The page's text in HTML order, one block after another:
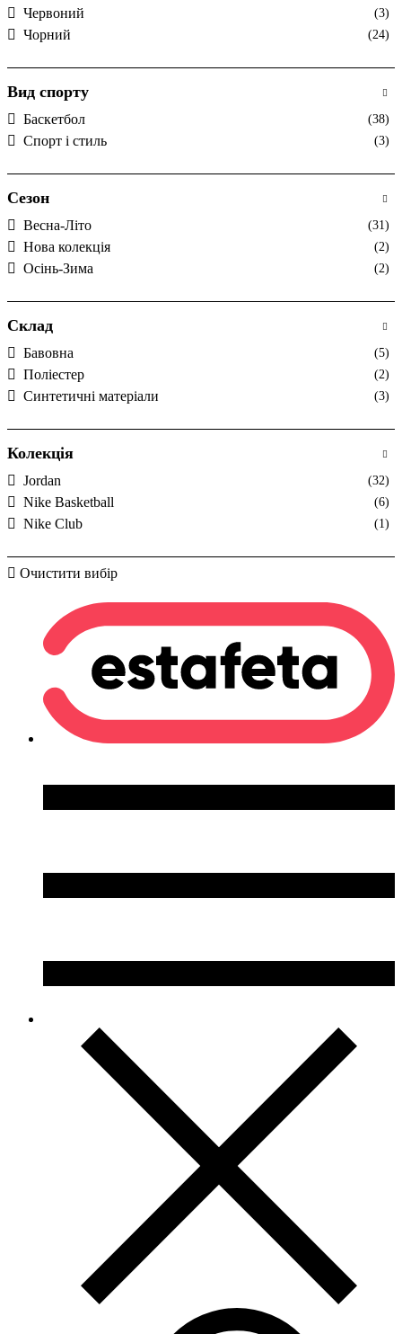
Червоний (3)
Чорний (24)
Вид спорту
Баскетбол (38)
Спорт і стиль (3)
Сезон
Весна-Літо (31)
Нова колекція (2)
Осінь-Зима (2)
Склад
Бавовна (5)
Поліестер (2)
Синтетичні матеріали (3)
Колекція
Jordan (32)
Nike Basketball (6)
Nike Club (1)
Очистити вибір